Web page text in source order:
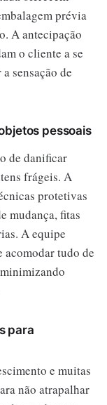
prévia
A antecipação
o cliente a se
sensação de
pessoais
de danificar
frágeis. A
protetivas
mudança, fitas
A equipe
acomodar tudo de
para
e muitas
não atrapalhar